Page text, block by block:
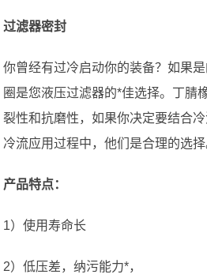
过滤器密封
你曾经有过冷启动你的装备？如果
圈是您液压过滤器的*佳选择。丁腈
裂性和抗磨性，如果你决定要结合
冷流应用过程中，他们是合理的选择
产品特点：
1）使用寿命长
2）低压差，纳污能力*，